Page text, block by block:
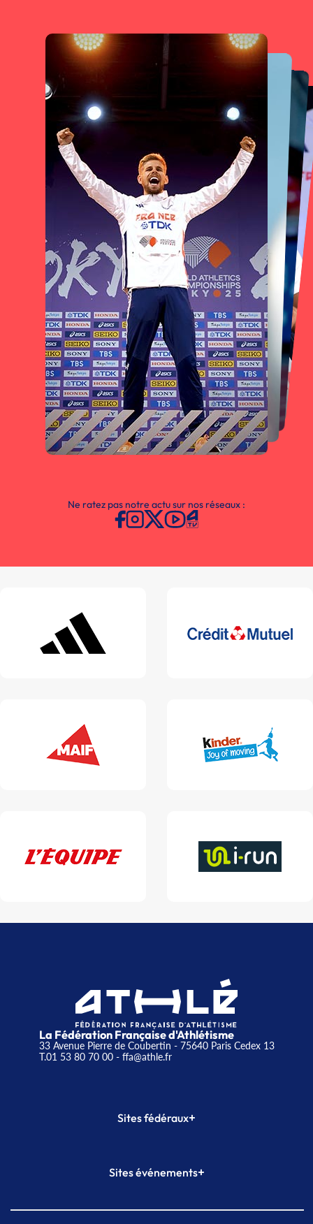
Ne ratez pas notre actu sur nos réseaux :
La Fédération Française d'Athlétisme
33 Avenue Pierre de Coubertin - 75640 Paris Cedex 13
T.01 53 80 70 00- ffa@athle.fr
Sites fédéraux+
Plateforme Formation
Sites événements+
Meeting de Paris indoor